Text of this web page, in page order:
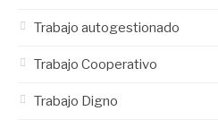
Trabajo autogestionado
Trabajo Cooperativo
Trabajo Digno